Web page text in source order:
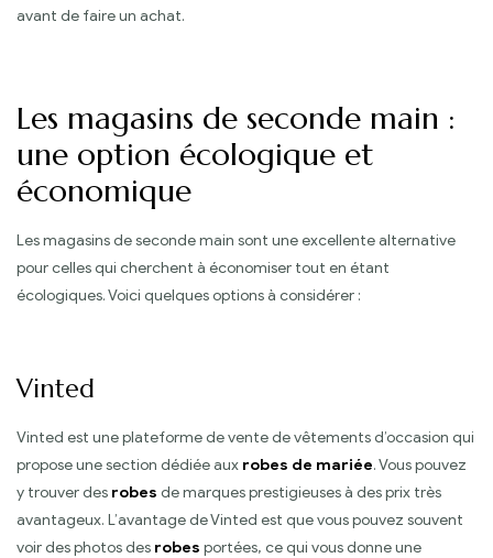
avant de faire un achat.
Les magasins de seconde main :
une option écologique et
économique
Les magasins de seconde main sont une excellente alternative
pour celles qui cherchent à économiser tout en étant
écologiques. Voici quelques options à considérer :
Vinted
Vinted est une plateforme de vente de vêtements d’occasion qui
propose une section dédiée aux robes de mariée. Vous pouvez
y trouver des robes de marques prestigieuses à des prix très
avantageux. L’avantage de Vinted est que vous pouvez souvent
voir des photos des robes portées, ce qui vous donne une